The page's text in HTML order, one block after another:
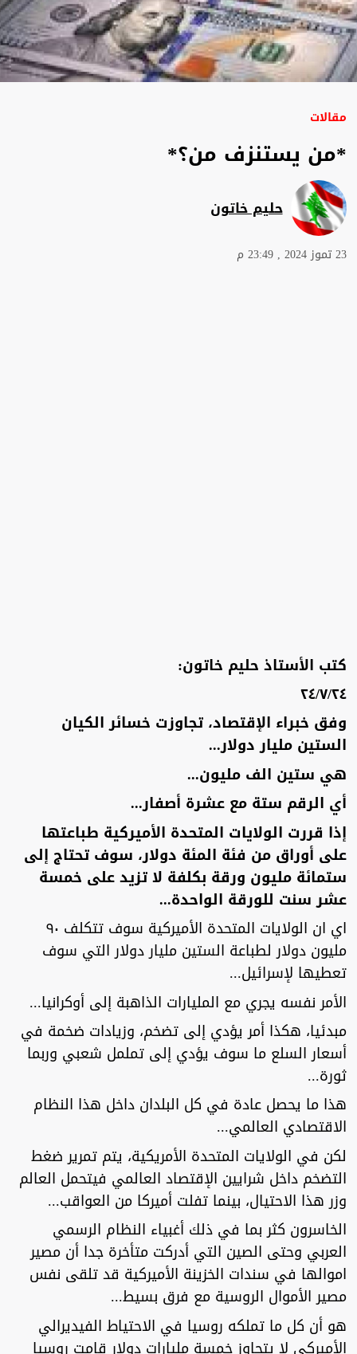
مقالات
*من يستنزف من؟*
حليم خاتون
23 تموز 2024 , 23:49 م
كتب الأستاذ حليم خاتون:
٢٤/٧/٢٤
وفق خبراء الإقتصاد، تجاوزت خسائر الكيان
الستين مليار دولار...
هي ستين الف مليون...
أي الرقم ستة مع عشرة أصفار...
إذا قررت الولايات المتحدة الأميركية طباعتها
على أوراق من فئة المئة دولار، سوف تحتاج إلى
ستمائة مليون ورقة بكلفة لا تزيد على خمسة
عشر سنت للورقة الواحدة...
اي ان الولايات المتحدة الأميركية سوف تتكلف ٩٠
مليون دولار لطباعة الستين مليار دولار التي سوف
تعطيها لإسرائيل...
الأمر نفسه يجري مع المليارات الذاهبة إلى أوكرانيا...
مبدئيا، هكذا أمر يؤدي إلى تضخم، وزيادات ضخمة في
أسعار السلع ما سوف يؤدي إلى تململ شعبي وربما
ثورة...
هذا ما يحصل عادة في كل البلدان داخل هذا النظام
الاقتصادي العالمي...
لكن في الولايات المتحدة الأمريكية، يتم تمرير ضغط
التضخم داخل شرايين الإقتصاد العالمي فيتحمل العالم
وزر هذا الاحتيال، بينما تفلت أميركا من العواقب...
الخاسرون كثر بما في ذلك أغبياء النظام الرسمي
العربي وحتى الصين التي أدركت متأخرة جدا أن مصير
اموالها في سندات الخزينة الأميركية قد تلقى نفس
مصير الأموال الروسية مع فرق بسيط...
هو أن كل ما تملكه روسيا في الاحتياط الفيديرالي
الأميركي لا يتجاوز خمسة مليارات دولار قامت روسيا